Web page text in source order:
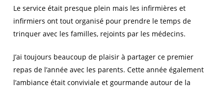
Le service était presque plein mais les infirmières et
infirmiers ont tout organisé pour prendre le temps de
trinquer avec les familles, rejoints par les médecins.
J’ai toujours beaucoup de plaisir à partager ce premier
repas de l’année avec les parents. Cette année également
l’ambiance était conviviale et gourmande autour de la